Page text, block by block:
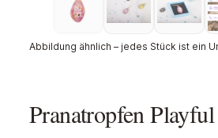
Abbildung ähnlich – jedes Stück ist ein
Pranatropfen